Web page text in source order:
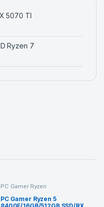
5070 TI
Ryzen 7
PC Gamer Ryzen
PC Gamer Ryzen 5